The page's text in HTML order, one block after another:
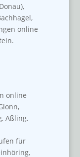
online
online
Aßling,
für